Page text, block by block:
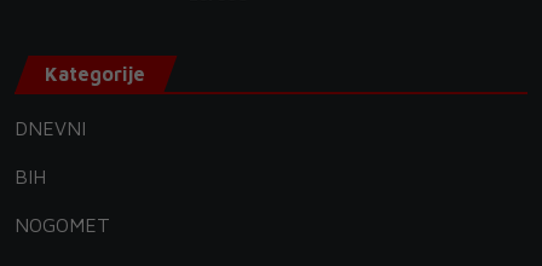
Kategorije
DNEVNI
BIH
NOGOMET